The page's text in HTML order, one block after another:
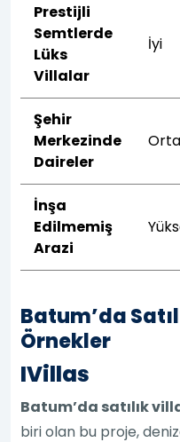
Prestijli
Semtlerde
Lüks
Villalar
İyi
Şehir
Merkezinde
Daireler
Orta
İnşa
Edilmemiş
Arazi
Batum’da
Örnekler
IVillas
Batum’da satılık
biri olan bu proje,